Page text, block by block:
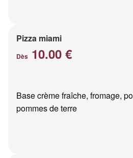
Pizza miami
Dès 10.00 €
Base crème fraîche, fromage,
pommes de terre